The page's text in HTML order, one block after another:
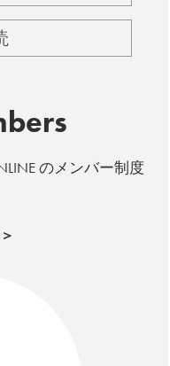
のメンバー制度